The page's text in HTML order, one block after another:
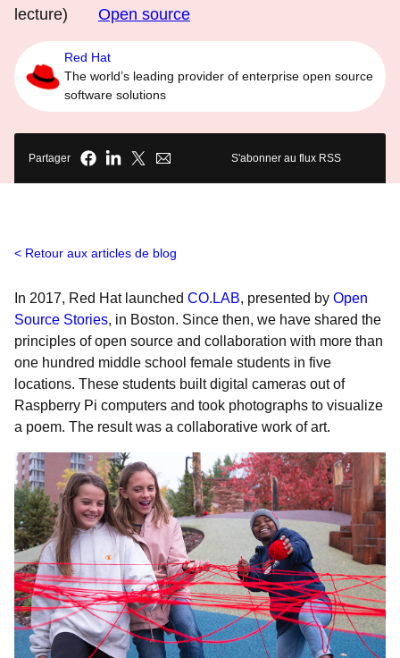
lecture)
Open source
Red Hat
The world’s leading provider of enterprise open source
software solutions
Partager S'abonner au flux RSS
Retour aux articles de blog
In 2017, Red Hat launched CO.LAB, presented by Open
Source Stories, in Boston. Since then, we have shared the
principles of open source and collaboration with more than
one hundred middle school female students in five
locations. These students built digital cameras out of
Raspberry Pi computers and took photographs to visualize
a poem. The result was a collaborative work of art.